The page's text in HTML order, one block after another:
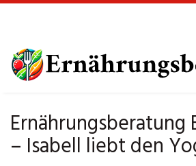
main
content
Ernährungsberatung
– Isabell liebt den